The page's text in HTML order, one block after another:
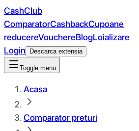
CashClub
ComparatorCashbackCupoane
reducereVouchereBlogLoializare
Login
Descarca extensia
Toggle menu
Acasa
Comparator preturi